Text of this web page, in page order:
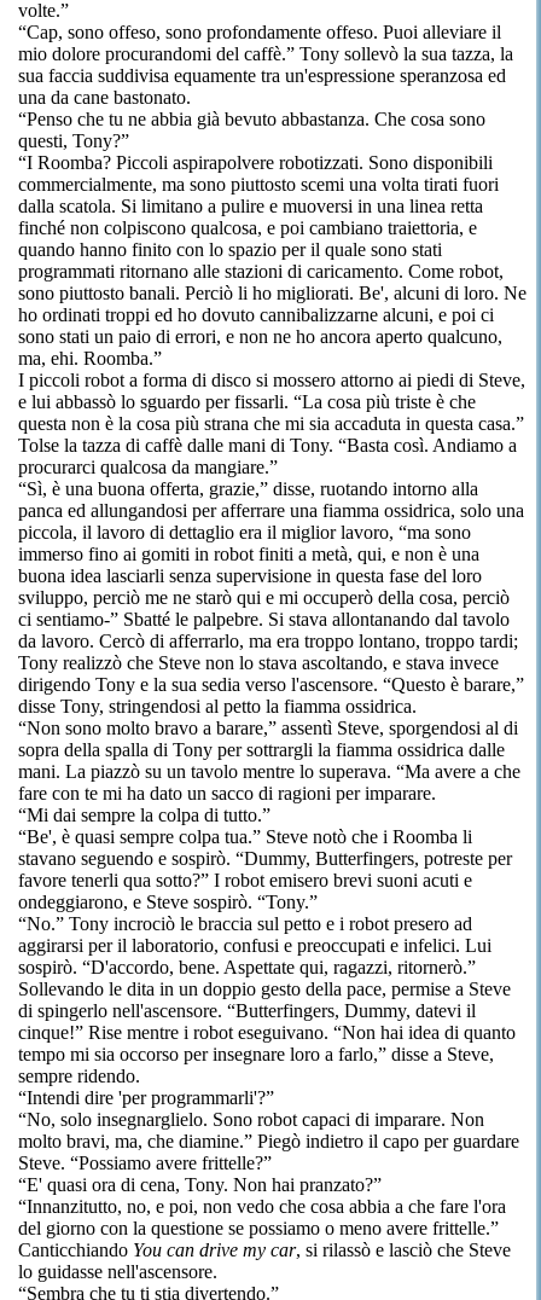
volte.”
“Cap, sono offeso, sono profondamente offeso. Puoi alleviare il
mio dolore procurandomi del caffè.” Tony sollevò la sua tazza, la
sua faccia suddivisa equamente tra un'espressione speranzosa ed
una da cane bastonato.
“Penso che tu ne abbia già bevuto abbastanza. Che cosa sono
questi, Tony?”
“I Roomba? Piccoli aspirapolvere robotizzati. Sono disponibili
commercialmente, ma sono piuttosto scemi una volta tirati fuori
dalla scatola. Si limitano a pulire e muoversi in una linea retta
finché non colpiscono qualcosa, e poi cambiano traiettoria, e
quando hanno finito con lo spazio per il quale sono stati
programmati ritornano alle stazioni di caricamento. Come robot,
sono piuttosto banali. Perciò li ho migliorati. Be', alcuni di loro. Ne
ho ordinati troppi ed ho dovuto cannibalizzarne alcuni, e poi ci
sono stati un paio di errori, e non ne ho ancora aperto qualcuno,
ma, ehi. Roomba.”
I piccoli robot a forma di disco si mossero attorno ai piedi di Steve,
e lui abbassò lo sguardo per fissarli. “La cosa più triste è che
questa non è la cosa più strana che mi sia accaduta in questa casa.”
Tolse la tazza di caffè dalle mani di Tony. “Basta così. Andiamo a
procurarci qualcosa da mangiare.”
“Sì, è una buona offerta, grazie,” disse, ruotando intorno alla
panca ed allungandosi per afferrare una fiamma ossidrica, solo una
piccola, il lavoro di dettaglio era il miglior lavoro, “ma sono
immerso fino ai gomiti in robot finiti a metà, qui, e non è una
buona idea lasciarli senza supervisione in questa fase del loro
sviluppo, perciò me ne starò qui e mi occuperò della cosa, perciò
ci sentiamo-” Sbatté le palpebre. Si stava allontanando dal tavolo
da lavoro. Cercò di afferrarlo, ma era troppo lontano, troppo tardi;
Tony realizzò che Steve non lo stava ascoltando, e stava invece
dirigendo Tony e la sua sedia verso l'ascensore. “Questo è barare,”
disse Tony, stringendosi al petto la fiamma ossidrica.
“Non sono molto bravo a barare,” assentì Steve, sporgendosi al di
sopra della spalla di Tony per sottrargli la fiamma ossidrica dalle
mani. La piazzò su un tavolo mentre lo superava. “Ma avere a che
fare con te mi ha dato un sacco di ragioni per imparare.
“Mi dai sempre la colpa di tutto.”
“Be', è quasi sempre colpa tua.” Steve notò che i Roomba li
stavano seguendo e sospirò. “Dummy, Butterfingers, potreste per
favore tenerli qua sotto?” I robot emisero brevi suoni acuti e
ondeggiarono, e Steve sospirò. “Tony.”
“No.” Tony incrociò le braccia sul petto e i robot presero ad
aggirarsi per il laboratorio, confusi e preoccupati e infelici. Lui
sospirò. “D'accordo, bene. Aspettate qui, ragazzi, ritornerò.”
Sollevando le dita in un doppio gesto della pace, permise a Steve
di spingerlo nell'ascensore. “Butterfingers, Dummy, datevi il
cinque!” Rise mentre i robot eseguivano. “Non hai idea di quanto
tempo mi sia occorso per insegnare loro a farlo,” disse a Steve,
sempre ridendo.
“Intendi dire 'per programmarli'?”
“No, solo insegnarglielo. Sono robot capaci di imparare. Non
molto bravi, ma, che diamine.” Piegò indietro il capo per guardare
Steve. “Possiamo avere frittelle?”
“E' quasi ora di cena, Tony. Non hai pranzato?”
“Innanzitutto, no, e poi, non vedo che cosa abbia a che fare l'ora
del giorno con la questione se possiamo o meno avere frittelle.”
Canticchiando You can drive my car, si rilassò e lasciò che Steve
lo guidasse nell'ascensore.
“Sembra che tu ti stia divertendo.”